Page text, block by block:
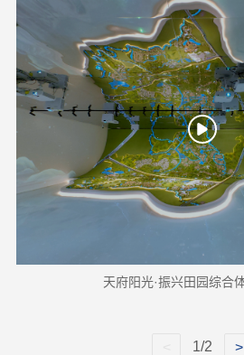
天府阳光·振兴田园综合
1/2